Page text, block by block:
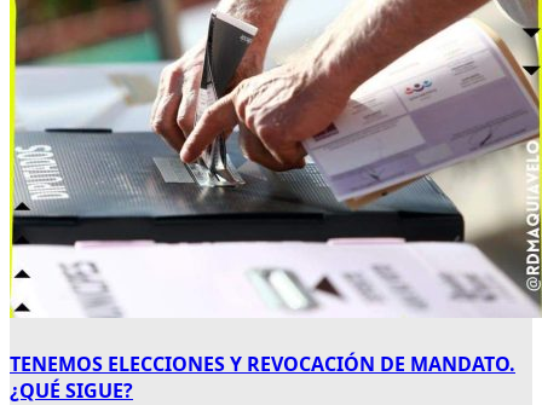
TENEMOS ELECCIONES Y REVOCACIÓN DE MANDATO.
¿QUÉ SIGUE?